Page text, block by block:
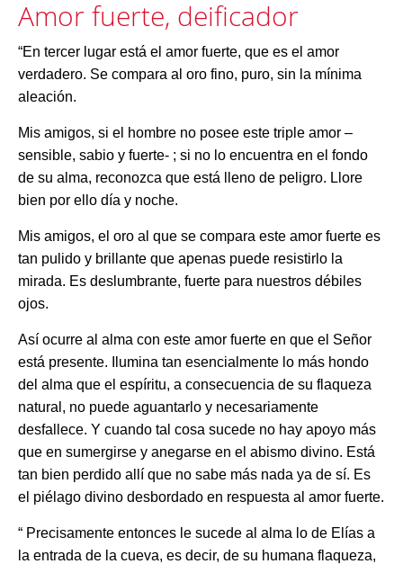
Amor fuerte, deificador
“En tercer lugar está el amor fuerte, que es el amor
verdadero. Se compara al oro fino, puro, sin la mínima
aleación.
Mis amigos, si el hombre no posee este triple amor –
sensible, sabio y fuerte- ; si no lo encuentra en el fondo
de su alma, reconozca que está lleno de peligro. Llore
bien por ello día y noche.
Mis amigos, el oro al que se compara este amor fuerte es
tan pulido y brillante que apenas puede resistirlo la
mirada. Es deslumbrante, fuerte para nuestros débiles
ojos.
Así ocurre al alma con este amor fuerte en que el Señor
está presente. Ilumina tan esencialmente lo más hondo
del alma que el espíritu, a consecuencia de su flaqueza
natural, no puede aguantarlo y necesariamente
desfallece. Y cuando tal cosa sucede no hay apoyo más
que en sumergirse y anegarse en el abismo divino. Está
tan bien perdido allí que no sabe más nada ya de sí. Es
el piélago divino desbordado en respuesta al amor fuerte.
“ Precisamente entonces le sucede al alma lo de Elías a
la entrada de la cueva, es decir, de su humana flaqueza,